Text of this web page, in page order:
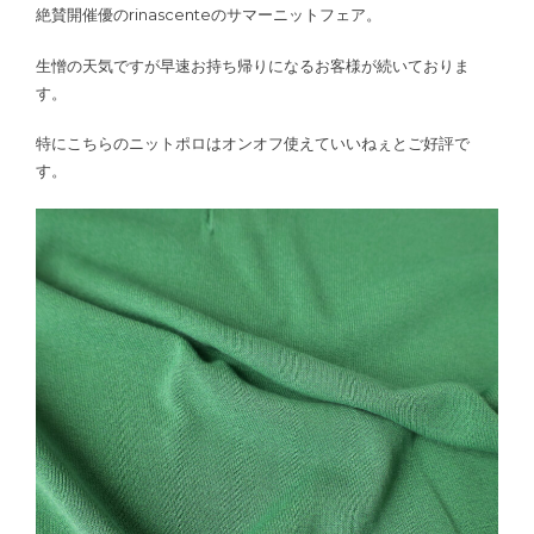
絶賛開催優のrinascenteのサマーニットフェア。
生憎の天気ですが早速お持ち帰りになるお客様が続いておりま
す。
特にこちらのニットポロはオンオフ使えていいねぇとご好評で
す。